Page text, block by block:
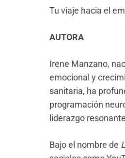
Tu viaje hacia el
AUTORA
Irene Manzano,
emocional y
sanitaria, ha
programación
liderazgo
Bajo el nombre de